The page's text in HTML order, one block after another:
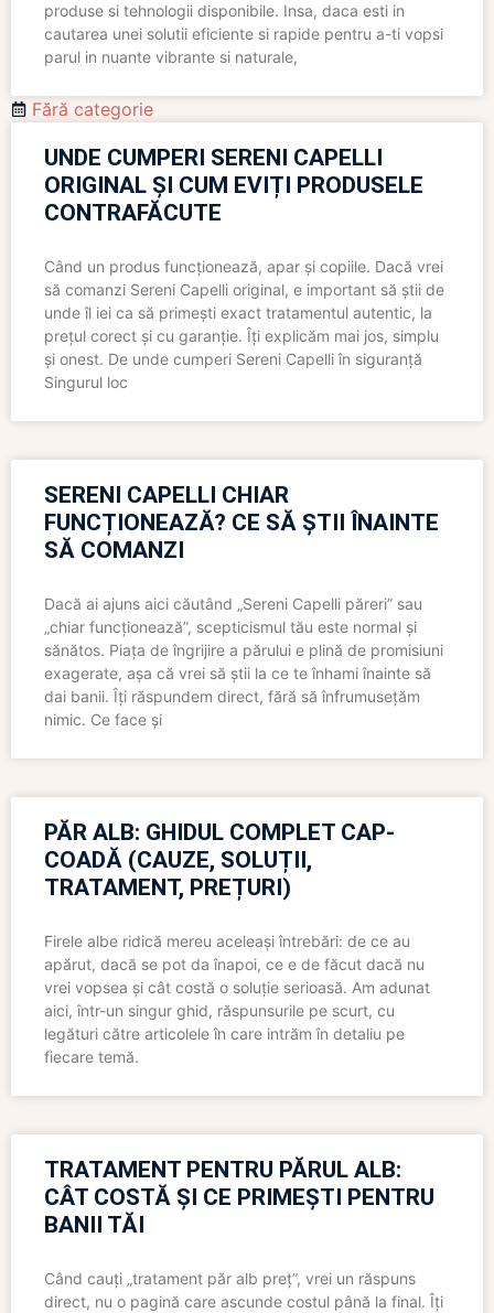
produse si tehnologii disponibile. Insa, daca esti in
cautarea unei solutii eficiente si rapide pentru a-ti vopsi
parul in nuante vibrante si naturale,
Fără categorie
UNDE CUMPERI SERENI CAPELLI
ORIGINAL ȘI CUM EVIȚI PRODUSELE
CONTRAFĂCUTE
Când un produs funcționează, apar și copiile. Dacă vrei
să comanzi Sereni Capelli original, e important să știi de
unde îl iei ca să primești exact tratamentul autentic, la
prețul corect și cu garanție. Îți explicăm mai jos, simplu
și onest. De unde cumperi Sereni Capelli în siguranță
Singurul loc
SERENI CAPELLI CHIAR
FUNCȚIONEAZĂ? CE SĂ ȘTII ÎNAINTE
SĂ COMANZI
Dacă ai ajuns aici căutând „Sereni Capelli păreri” sau
„chiar funcționează”, scepticismul tău este normal și
sănătos. Piața de îngrijire a părului e plină de promisiuni
exagerate, așa că vrei să știi la ce te înhami înainte să
dai banii. Îți răspundem direct, fără să înfrumusețăm
nimic. Ce face și
PĂR ALB: GHIDUL COMPLET CAP-
COADĂ (CAUZE, SOLUȚII,
TRATAMENT, PREȚURI)
Firele albe ridică mereu aceleași întrebări: de ce au
apărut, dacă se pot da înapoi, ce e de făcut dacă nu
vrei vopsea și cât costă o soluție serioasă. Am adunat
aici, într-un singur ghid, răspunsurile pe scurt, cu
legături către articolele în care intrăm în detaliu pe
fiecare temă.
TRATAMENT PENTRU PĂRUL ALB:
CÂT COSTĂ ȘI CE PRIMEȘTI PENTRU
BANII TĂI
Când cauți „tratament păr alb preț”, vrei un răspuns
direct, nu o pagină care ascunde costul până la final. Îți